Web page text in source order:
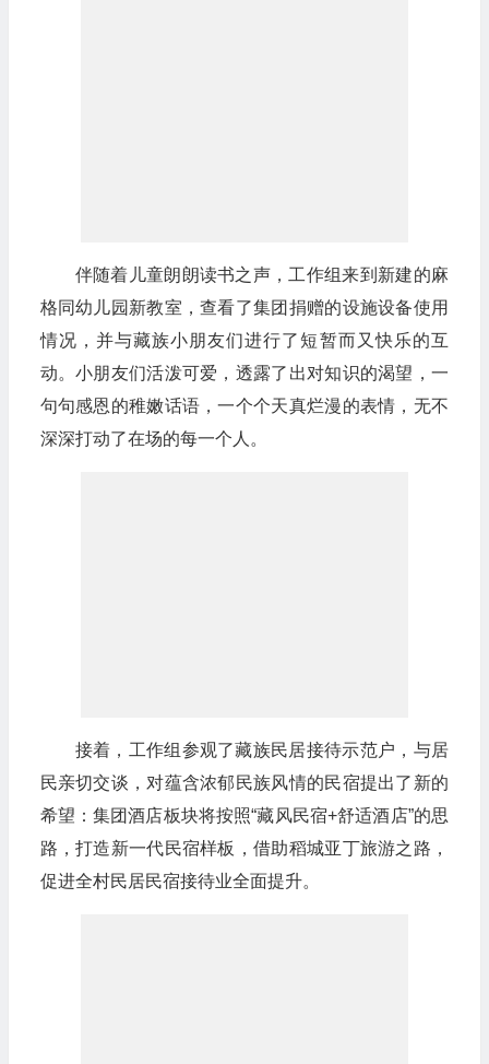
伴随着儿童朗朗读书之声，工作组来到新建的麻
格同幼儿园新教室，查看了集团捐赠的设施设备使用
情况，并与藏族小朋友们进行了短暂而又快乐的互
动。小朋友们活泼可爱，透露了出对知识的渴望，一
句句感恩的稚嫩话语，一个个天真烂漫的表情，无不
深深打动了在场的每一个人。
接着，工作组参观了藏族民居接待示范户，与居
民亲切交谈，对蕴含浓郁民族风情的民宿提出了新的
希望：集团酒店板块将按照“藏风民宿+舒适酒店”的思
路，打造新一代民宿样板，借助稻城亚丁旅游之路，
促进全村民居民宿接待业全面提升。